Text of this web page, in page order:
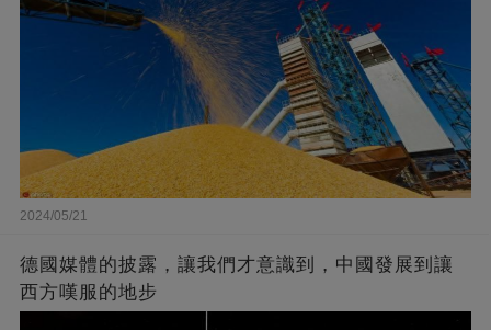
2024/05/21
德國媒體的披露，讓我們才意識到，中國發展到讓
西方嘆服的地步